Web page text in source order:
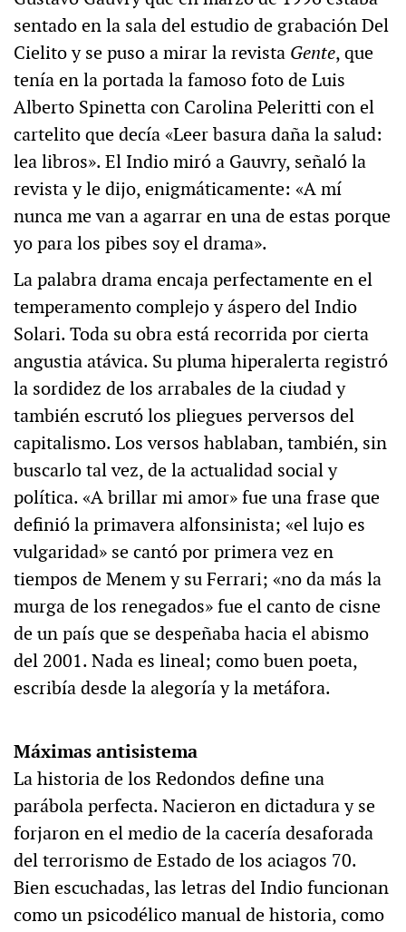
sentado en la sala del estudio de grabación Del
Cielito y se puso a mirar la revista Gente, que
tenía en la portada la famoso foto de Luis
Alberto Spinetta con Carolina Peleritti con el
cartelito que decía «Leer basura daña la salud:
lea libros». El Indio miró a Gauvry, señaló la
revista y le dijo, enigmáticamente: «A mí
nunca me van a agarrar en una de estas porque
yo para los pibes soy el drama».
La palabra drama encaja perfectamente en el
temperamento complejo y áspero del Indio
Solari. Toda su obra está recorrida por cierta
angustia atávica. Su pluma hiperalerta registró
la sordidez de los arrabales de la ciudad y
también escrutó los pliegues perversos del
capitalismo. Los versos hablaban, también, sin
buscarlo tal vez, de la actualidad social y
política. «A brillar mi amor» fue una frase que
definió la primavera alfonsinista; «el lujo es
vulgaridad» se cantó por primera vez en
tiempos de Menem y su Ferrari; «no da más la
murga de los renegados» fue el canto de cisne
de un país que se despeñaba hacia el abismo
del 2001. Nada es lineal; como buen poeta,
escribía desde la alegoría y la metáfora.
Máximas antisistema
La historia de los Redondos define una
parábola perfecta. Nacieron en dictadura y se
forjaron en el medio de la cacería desaforada
del terrorismo de Estado de los aciagos 70.
Bien escuchadas, las letras del Indio funcionan
como un psicodélico manual de historia, como